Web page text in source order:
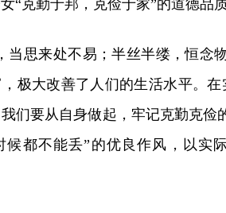
“克勤于邦，克俭于家”的道德品质
当思来处不易；半丝半缕，恒念
极大改善了人们的生活水平。
们要从自身做起，牢记克勤克俭
候都不能丢”的优良作风，以实